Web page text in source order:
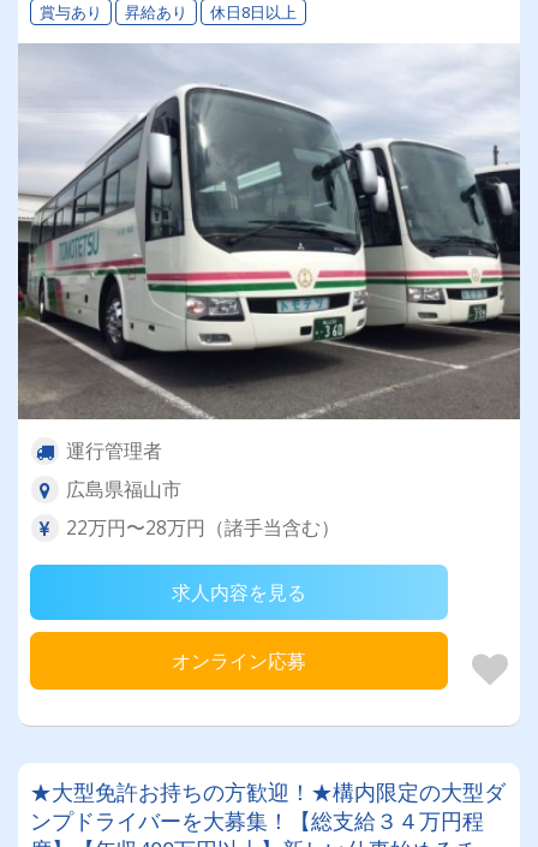
賞与あり 昇給あり 休日8日以上
運行管理者
広島県福山市
22万円〜28万円（諸手当含む）
求人内容を見る
オンライン応募
★大型免許お持ちの方歓迎！★構内限定の大型ダ
ンプドライバーを大募集！【総支給３４万円程